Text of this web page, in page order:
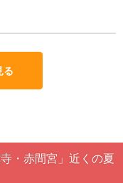
る
・赤間宮」近くの夏